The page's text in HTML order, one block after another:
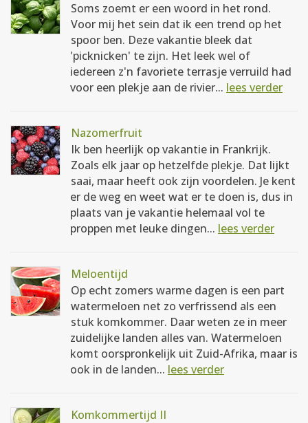
Soms zoemt er een woord in het rond.
Voor mij het sein dat ik een trend op het
spoor ben. Deze vakantie bleek dat
'picknicken' te zijn. Het leek wel of
iedereen z'n favoriete terrasje verruild had
voor een plekje aan de rivier... lees verder
Nazomerfruit
Ik ben heerlijk op vakantie in Frankrijk.
Zoals elk jaar op hetzelfde plekje. Dat lijkt
saai, maar heeft ook zijn voordelen. Je kent
er de weg en weet wat er te doen is, dus in
plaats van je vakantie helemaal vol te
proppen met leuke dingen... lees verder
Meloentijd
Op echt zomers warme dagen is een part
watermeloen net zo verfrissend als een
stuk komkommer. Daar weten ze in meer
zuidelijke landen alles van. Watermeloen
komt oorspronkelijk uit Zuid-Afrika, maar is
ook in de landen... lees verder
Komkommertijd II